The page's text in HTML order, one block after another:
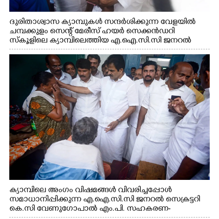
ദുരിതാശ്വാസ ക്യാമ്പുകൾ സന്ദർശിക്കുന്ന വേളയിൽ
ചമ്പക്കുളം സെന്റ് മേരീസ് ഹയർ സെക്കൻഡറി
സ്കൂളിലെ ക്യാമ്പിലെത്തിയ എ.ഐ.സി.സി ജനറൽ
സെക്രട്ടറി കെ.സി വേണുഗോപാൽ എം.പി കുരുന്നിനെ
എടുത്ത് ലാളിച്ചപ്പോൾ. സഹകരണ-എക്സൈസ്
വകുപ്പ് മന്ത്രി എം. ലിജു, കൃഷിവകുപ്പ് മന്ത്രി ടി. സിദ്ദിഖ്,
റെജി ചെറിയാൻ എം. എൽ. എ എന്നിവർ സമീപം
ക്യാമ്പിലെ അംഗം വിഷമങ്ങൾ വിവരിച്ചപ്പോൾ
സമാധാനിപ്പിക്കുന്ന എ.ഐ.സി.സി ജനറൽ സെക്രട്ടറി
കെ.സി വേണുഗോപാൽ എം.പി. സഹകരണ-